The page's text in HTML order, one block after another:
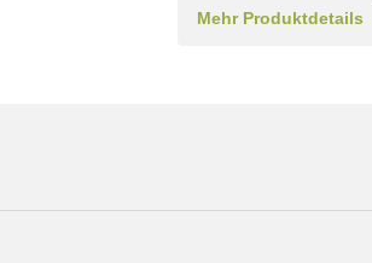
Mehr Produktdetails